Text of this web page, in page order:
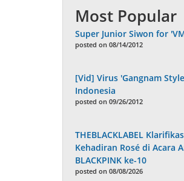
Most Popular
Super Junior Siwon for
posted on 08/14/2012
[Vid] Virus 'Gangnam
Indonesia
posted on 09/26/2012
THEBLACKLABEL
Kehadiran Rosé di Acara
BLACKPINK ke-10
posted on 08/08/2026